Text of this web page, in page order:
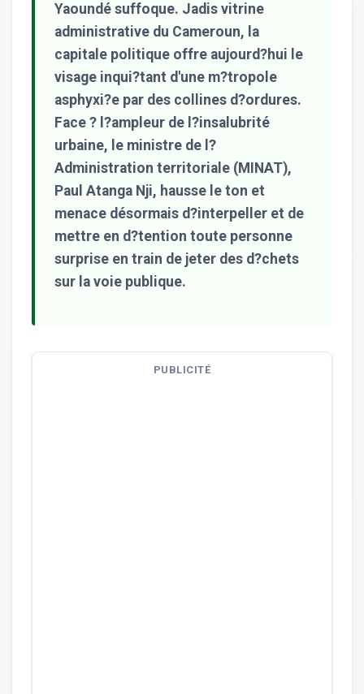
Yaoundé suffoque. Jadis vitrine
administrative du Cameroun, la
capitale politique offre aujourd?hui le
visage inqui?tant d'une m?tropole
asphyxi?e par des collines d?ordures.
Face ? l?ampleur de l?insalubrité
urbaine, le ministre de l?
Administration territoriale (MINAT),
Paul Atanga Nji, hausse le ton et
menace désormais d?interpeller et de
mettre en d?tention toute personne
surprise en train de jeter des d?chets
sur la voie publique.
PUBLICITÉ